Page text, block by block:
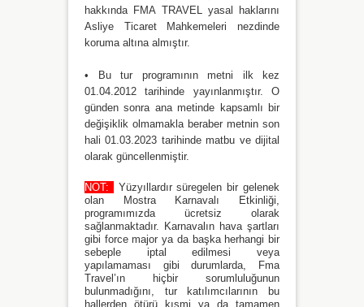
hakkında FMA TRAVEL yasal haklarını
Asliye Ticaret Mahkemeleri nezdinde
koruma altına almıştır.
• Bu tur programının metni ilk kez
01.04.2012 tarihinde yayınlanmıştır. O
günden sonra ana metinde kapsamlı bir
değişiklik olmamakla beraber metnin son
hali 01.03.2023 tarihinde matbu ve dijital
olarak güncellenmiştir.
NOT:
Yüzyıllardır süregelen bir gelenek
olan Mostra Karnavalı Etkinliği,
programımızda ücretsiz olarak
sağlanmaktadır. Karnavalın hava şartları
gibi force major ya da başka herhangi bir
sebeple iptal edilmesi veya
yapılamaması gibi durumlarda, Fma
Travel’ın hiçbir sorumluluğunun
bulunmadığını, tur katılımcılarının bu
hallerden ötürü kısmi ya da tamamen